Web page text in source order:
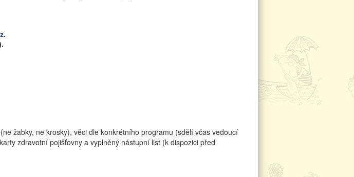
.
žabky, ne krosky), věci dle konkrétního programu (sdělí včas vedoucí
zdravotní pojišťovny a vyplněný nástupní list (k dispozici před